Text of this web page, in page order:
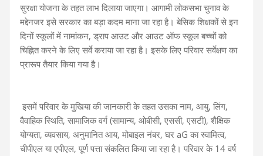
सुरक्षा योजना के तहत लाभ दिलाया जाएगा। आगामी लोकसभा चुनाव के
मद्देनजर इसे सरकार का बड़ा कदम माना जा रहा है। बेसिक शिक्षकों से इन
दिनों स्कूलों में नामांकन, ड्राप आउट और आउट ऑफ स्कूल बच्चों को
चिह्नित करने के लिए सर्वे कराया जा रहा है। इसके लिए परिवार सर्वेक्षण का
प्रारूप तैयार किया गया है।
इसमें परिवार के मुखिया की जानकारी के तहत उसका नाम, आयु, लिंग,
वैवाहिक स्थिति, सामाजिक वर्ग (सामान्य, ओबीसी, एससी, एसटी), शैक्षिक
योग्यता, व्यवसाय, अनुमानित आय, मोबाइल नंबर, घर aG का स्वामित्व,
चीपीएल या एपीएल, पूर्ण पत्ता संकलित किया जा रहा है। परिवार के 14 वर्ष